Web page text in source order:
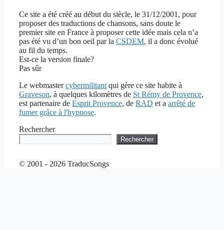
Ce site a été créé au début du siècle, le 31/12/2001, pour
proposer des traductions de chansons, sans doute le
premier site en France à proposer cette idée mais cela n’a
pas été vu d’un bon oeil par la CSDEM, il a donc évolué
au fil du temps.
Est-ce la version finale?
Pas sûr
Le webmastercybermilitant qui gère ce site habite à
Graveson, à quelques kilomètres de St Rémy de Provence,
est partenaire de Esprit Provence, de RAD et a arrêté de
fumer grâce à l'hypnose.
Rechercher
Rechercher
© 2001 - 2026 TraducSongs